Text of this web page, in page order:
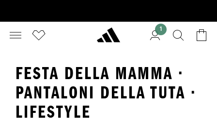
1
FESTA DELLA MAMMA ·
PANTALONI DELLA TUTA ·
LIFESTYLE